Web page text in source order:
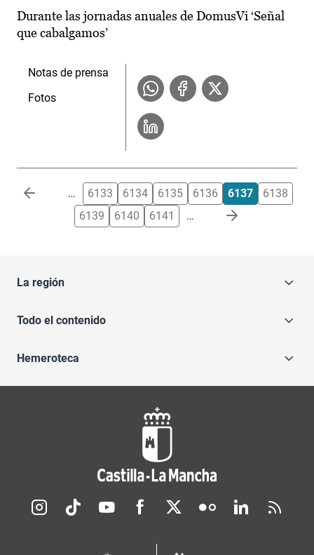
Durante las jornadas anuales de DomusVi ‘Señal
que cabalgamos’
Notas de prensa
Fotos
Paginación … 6133 6134 6135 6136 6137
6138
6139
6140 6141 …
La región
Todo el contenido
Hemeroteca
Redes sociales JCCM